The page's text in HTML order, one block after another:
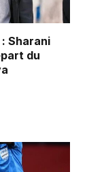
Sharani
du